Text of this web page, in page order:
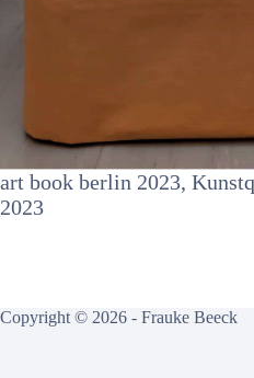
art book berlin 2023,
2023
Copyright © 2026 - Frauke Beeck